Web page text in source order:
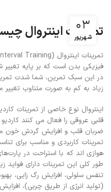
۰۳
شهریور
تمرینات اینتروال
فیزیکی بدن است که بر پایه
در این سبک تمرین، شما شدت
زیاد به کم به صورت متناوب تغییر
اینتروال نوع خاصی از تمرینات
قلبی عروقی را فعال می کنند
ضربان قلب و افزایش گردش خون
تمرینات کاربردی و مناسب برای
هوازی اند که با استراحت در
طور کلی این تمرینات دارای فواید
تنفس سلولی، افزایش رگ زایی،
(تولید انرژی از طریق چربی)،